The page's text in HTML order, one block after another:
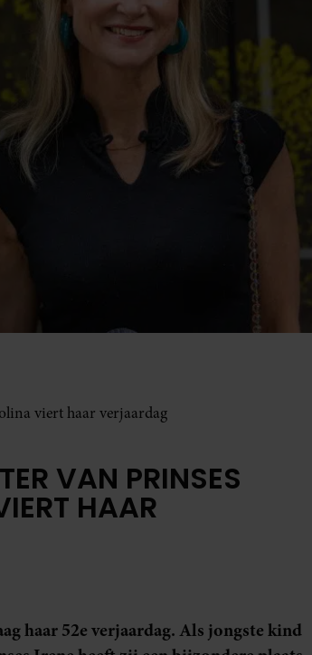
viert haar verjaardag
VAN PRINSES
HAAR
haar 52e verjaardag. Als jongste kind